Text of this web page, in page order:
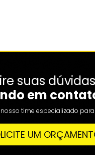
suas dúvidas
em
time especializado para
UM